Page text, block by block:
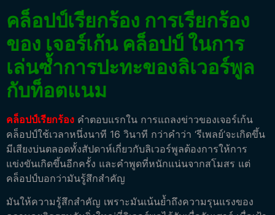
คล็อปป์เรียกร้อง การเรียกร้อง
ของ เจอร์เก้น คล็อปป์ ในการ
เล่นซ้ำการปะทะของลิเวอร์พูล
กับท็อตแนม
คล็อปป์เรียกร้อง คำตอบแรกใน การแถลงข่าวของเจอร์เก้น
คล็อปป์ใช้เวลาหนึ่งนาที 16 วินาที กว่าคำว่า ‘รีเพลย์’จะเกิดขึ้น
มีเสียงบ่นตลอดทั้งสัปดาห์เกี่ยวกับลิเวอร์พูลต้องการให้การ
แข่งขันเกิดขึ้นอีกครั้ง และคำพูดที่หนักแน่นจากสโมสร แต่
คล็อปป์บอกว่ามันรู้สึกสำคัญ
มันให้ความรู้สึกสำคัญ เพราะมันเน้นย้ำถึงความรุนแรงของ